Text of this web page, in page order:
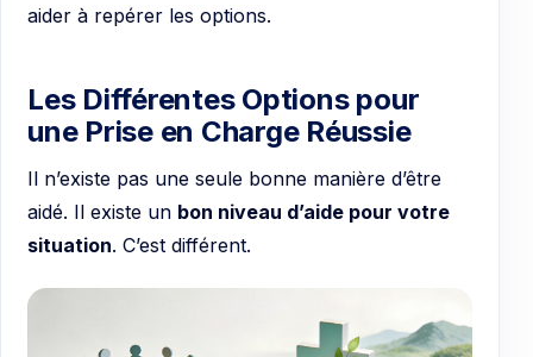
aider à repérer les options.
Les Différentes Options pour
une Prise en Charge Réussie
Il n’existe pas une seule bonne manière d’être
aidé. Il existe un bon niveau d’aide pour votre
situation. C’est différent.